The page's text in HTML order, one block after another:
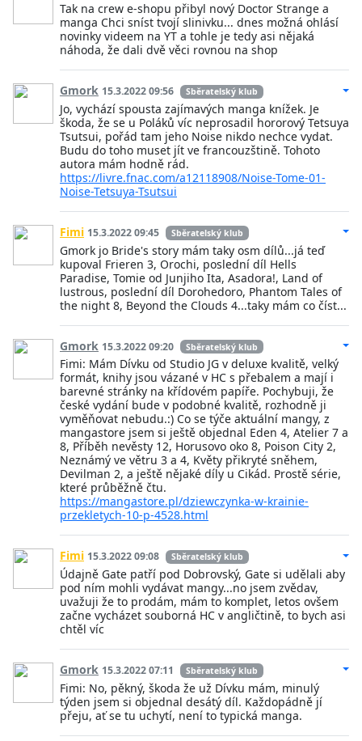
Tak na crew e-shopu přibyl nový Doctor Strange a
manga Chci sníst tvojí slinivku... dnes možná ohlásí
novinky videem na YT a tohle je tedy asi nějaká
náhoda, že dali dvě věci rovnou na shop
Gmork 15.3.2022 09:56 Sběratelský klub
Jo, vychází spousta zajímavých manga knížek. Je
škoda, že se u Poláků víc neprosadil hororový Tetsuya
Tsutsui, pořád tam jeho Noise nikdo nechce vydat.
Budu do toho muset jít ve francouzštině. Tohoto
autora mám hodně rád.
https://livre.fnac.com/a12118908/Noise-Tome-01-
Noise-Tetsuya-Tsutsui
Fimi 15.3.2022 09:45 Sběratelský klub
Gmork jo Bride's story mám taky osm dílů...já teď
kupoval Frieren 3, Orochi, poslední díl Hells
Paradise, Tomie od Junjiho Ita, Asadora!, Land of
lustrous, poslední díl Dorohedoro, Phantom Tales of
the night 8, Beyond the Clouds 4...taky mám co číst...
Gmork 15.3.2022 09:20 Sběratelský klub
Fimi: Mám Dívku od Studio JG v deluxe kvalitě, velký
formát, knihy jsou vázané v HC s přebalem a mají i
barevné stránky na křídovém papíře. Pochybuji, že
české vydání bude v podobné kvalitě, rozhodně ji
vyměňovat nebudu.:) Co se týče aktuální mangy, z
mangastore jsem si ještě objednal Eden 4, Atelier 7 a
8, Příběh nevěsty 12, Horusovo oko 8, Poison City 2,
Neznámý ve větru 3 a 4, Květy přikryté sněhem,
Devilman 2, a ještě nějaké díly u Cikád. Prostě série,
které průběžně čtu.
https://mangastore.pl/dziewczynka-w-krainie-
przekletych-10-p-4528.html
Fimi 15.3.2022 09:08 Sběratelský klub
Údajně Gate patří pod Dobrovský, Gate si udělali aby
pod ním mohli vydávat mangy...no jsem zvědav,
uvažuji že to prodám, mám to komplet, letos ovšem
začne vycházet souborná HC v angličtině, to bych asi
chtěl víc
Gmork 15.3.2022 07:11 Sběratelský klub
Fimi: No, pěkný, škoda že už Dívku mám, minulý
týden jsem si objednal desátý díl. Každopádně jí
přeju, ať se tu uchytí, není to typická manga.